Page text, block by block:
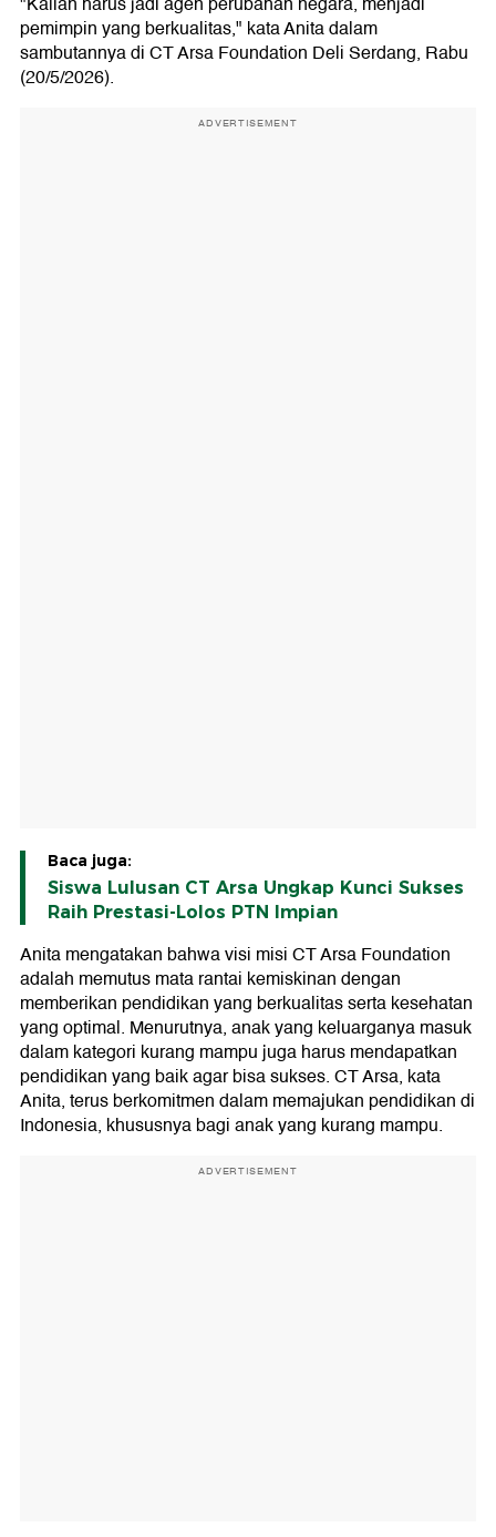
pemimpin yang berkualitas," kata Anita dalam
sambutannya di CT Arsa Foundation Deli Serdang, Rabu
(20/5/2026).
ADVERTISEMENT
Baca juga:
Siswa Lulusan CT Arsa Ungkap Kunci Sukses
Raih Prestasi-Lolos PTN Impian
Anita mengatakan bahwa visi misi CT Arsa Foundation
adalah memutus mata rantai kemiskinan dengan
memberikan pendidikan yang berkualitas serta kesehatan
yang optimal. Menurutnya, anak yang keluarganya masuk
dalam kategori kurang mampu juga harus mendapatkan
pendidikan yang baik agar bisa sukses. CT Arsa, kata
Anita, terus berkomitmen dalam memajukan pendidikan di
Indonesia, khususnya bagi anak yang kurang mampu.
ADVERTISEMENT